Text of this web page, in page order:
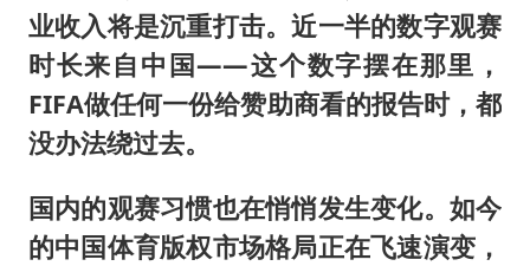
业收入将是沉重打击。近一半的数字观赛
时长来自中国——这个数字摆在那里，
FIFA做任何一份给赞助商看的报告时，都
没办法绕过去。
国内的观赛习惯也在悄悄发生变化。如今
的中国体育版权市场格局正在飞速演变，